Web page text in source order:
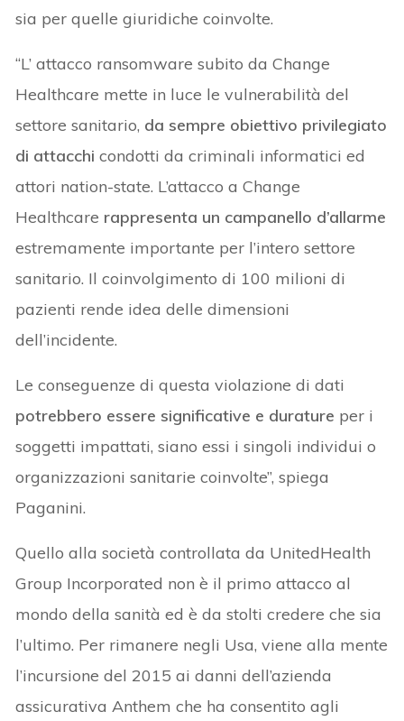
sia per quelle giuridiche coinvolte.
“L’ attacco ransomware subito da Change
Healthcare mette in luce le vulnerabilità del
settore sanitario, da sempre obiettivo privilegiato
di attacchicondotti da criminali informatici ed
attori nation-state. L’attacco a Change
Healthcare rappresenta un campanello d’allarme
estremamente importante per l’intero settore
sanitario. Il coinvolgimento di 100 milioni di
pazienti rende idea delle dimensioni
dell’incidente.
Le conseguenze di questa violazione di dati
potrebbero essere significative e durature per i
soggetti impattati, siano essi i singoli individui o
organizzazioni sanitarie coinvolte”, spiega
Paganini.
Quello alla società controllata da UnitedHealth
Group Incorporated non è il primo attacco al
mondo della sanità ed è da stolti credere che sia
l’ultimo. Per rimanere negli Usa, viene alla mente
l’incursione del 2015 ai danni dell’azienda
assicurativa Anthem che ha consentito agli